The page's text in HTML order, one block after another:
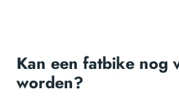
Kan een fatbike nog
worden?